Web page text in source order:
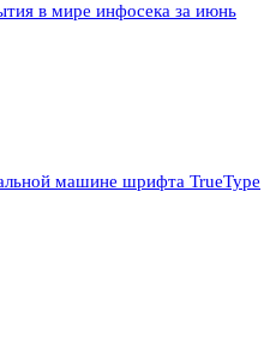
в мире инфосека за июнь
машине шрифта TrueType